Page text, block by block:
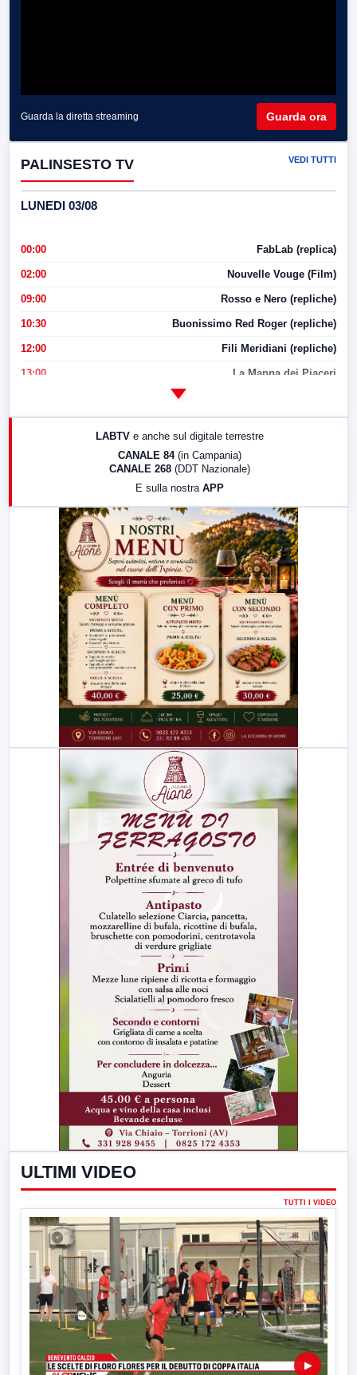
Guarda la diretta streaming Guarda ora
PALINSESTO TV VEDI TUTTI
LUNEDI 03/08
00:00 FabLab (replica)
02:00 Nouvelle Vouge (Film)
09:00 Rosso e Nero (repliche)
10:30 Buonissimo Red Roger (repliche)
12:00 Fili Meridiani (repliche)
13:00 La Mappa dei Piaceri
LabNews (replica)
LABTV e anche sul digitale terrestre
CANALE 84 (in Campania)
CANALE 268 (DDT Nazionale)
E sulla nostra APP
ULTIMI VIDEO
TUTTI I VIDEO
▶